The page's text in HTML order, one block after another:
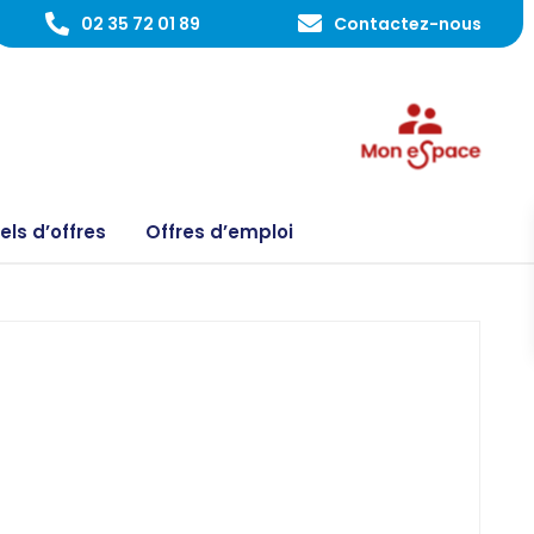
02 35 72 01 89 Contactez-nous
d’offres Offres d’emploi